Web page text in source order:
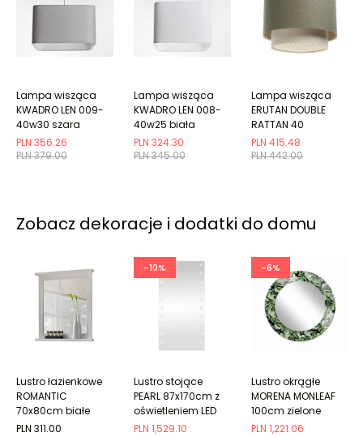
PLN 379.00
PLN 356.26
Lampa wisząca
KWADRO LEN 009-
40w30 szara
PLN 345.00
PLN 324.30
Lampa wisząca
KWADRO LEN 008-
40w25 biała
PLN 442.00
PLN 415.48
Lampa wisząca
ERUTAN DOUBLE
RATTAN 40
zielona/kremowa
Zobacz dekoracje i dodatki do domu
PLN 311.00
Lustro łazienkowe
ROMANTIC
70x80cm białe
-10%
PLN 1,529.10
Lustro stojące
PEARL 87x170cm z
oświetleniem LED
-6%
PLN 1,221.06
Lustro okrągłe
MORENA MONLEAF
100cm zielone